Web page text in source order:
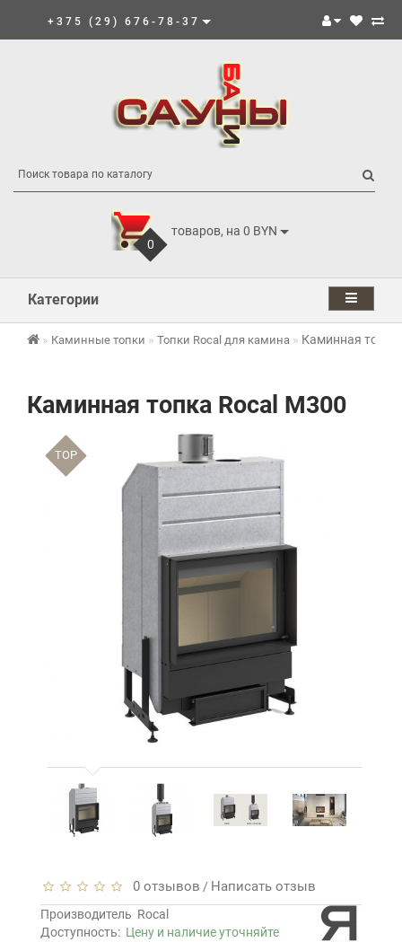
+375 (29) 676-78-37
0
товаров, на 0 BYN
Категории
Каминные топки Топки Rocal для камина Каминная топка
Каминная топка Rocal M300
TOP
0 отзывов / Написать отзыв
Производитель Rocal
Доступность: Цену и наличие уточняйте